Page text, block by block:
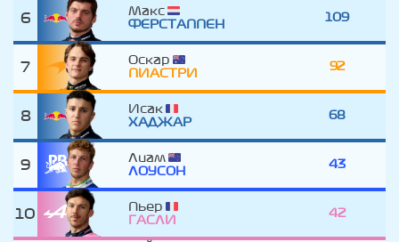
6
Макс
ФЕРСТАППЕН
109
7
Оскар
ПИАСТРИ
92
8
Исак
ХАДЖАР
68
9
Лиам
ЛОУСОН
43
10
Пьер
ГАСЛИ
42